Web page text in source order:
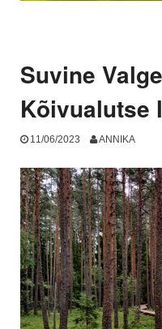
Suvine
Kõivualutse
11/06/2023 ANNIKA